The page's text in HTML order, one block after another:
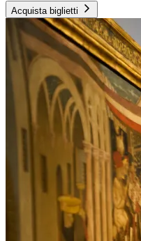
Acquista biglietti